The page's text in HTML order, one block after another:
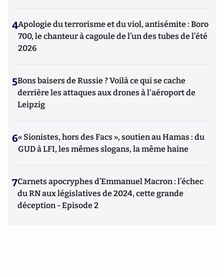
4Apologie du terrorisme et du viol, antisémite : Boro
700, le chanteur à cagoule de l’un des tubes de l’été
2026
5Bons baisers de Russie ? Voilà ce qui se cache
derrière les attaques aux drones à l'aéroport de
Leipzig
6« Sionistes, hors des Facs », soutien au Hamas : du
GUD à LFI, les mêmes slogans, la même haine
7Carnets apocryphes d’Emmanuel Macron : l’échec
du RN aux législatives de 2024, cette grande
déception - Episode 2